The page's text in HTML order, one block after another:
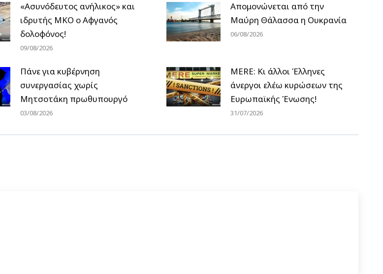
«Ασυνόδευτος ανήλικος» και
ιδρυτής ΜΚΟ ο Αφγανός
δολοφόνος!
09/08/2026
Απομονώνεται από την
Μαύρη Θάλασσα η Ουκρανία
06/08/2026
Πάνε για κυβέρνηση
συνεργασίας χωρίς
Μητσοτάκη πρωθυπουργό
03/08/2026
MERE: Κι άλλοι Έλληνες
άνεργοι ελέω κυρώσεων της
Ευρωπαϊκής Ένωσης!
31/07/2026